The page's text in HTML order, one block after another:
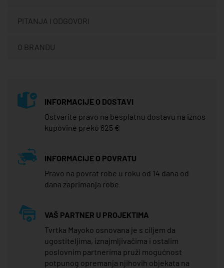
PITANJA I ODGOVORI
O BRANDU
INFORMACIJE O DOSTAVI
Ostvarite pravo na besplatnu dostavu na iznos
kupovine preko 625 €
INFORMACIJE O POVRATU
Pravo na povrat robe u roku od 14 dana od
dana zaprimanja robe
VAŠ PARTNER U PROJEKTIMA
Tvrtka Mayoko osnovana je s ciljem da
ugostiteljima, iznajmljivačima i ostalim
poslovnim partnerima pruži mogućnost
potpunog opremanja njihovih objekata na